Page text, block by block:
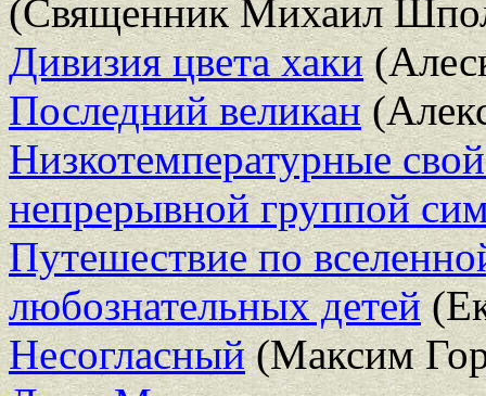
(Священник Михаил
Дивизия цвета хаки
Последний великан
Низкотемпературные
непрерывной группой
Путешествие по
любознательных детей
Несогласный(Максим